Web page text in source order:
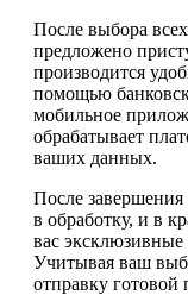
После выбора
предложено
производится
помощью
мобильное
обрабатывает
ваших данных.
После завершения
в обработку, и в
вас эксклюзивные
Учитывая ваш
отправку